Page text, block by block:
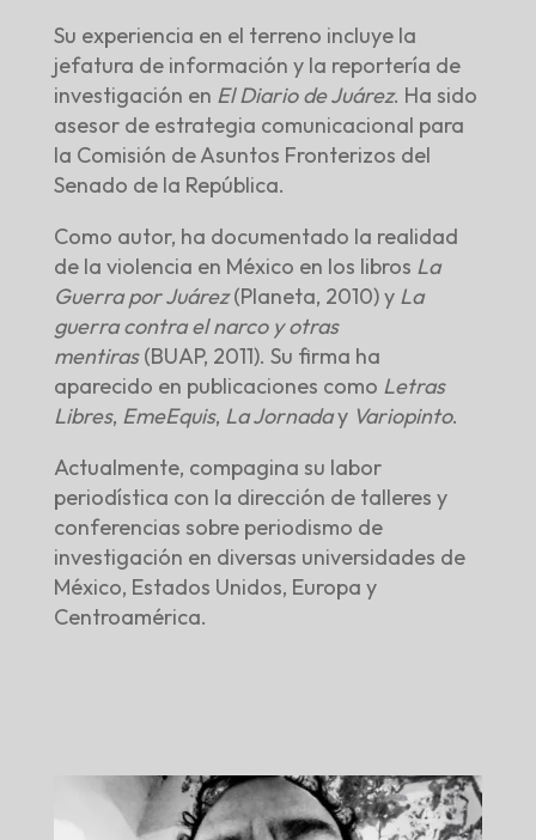
Su experiencia en el terreno incluye la
jefatura de información y la reportería de
investigación en El Diario de Juárez. Ha sido
asesor de estrategia comunicacional para
la Comisión de Asuntos Fronterizos del
Senado de la República.
Como autor, ha documentado la realidad
de la violencia en México en los libros La
Guerra por Juárez (Planeta, 2010) y La
guerra contra el narco y otras
mentiras (BUAP, 2011). Su firma ha
aparecido en publicaciones como Letras
Libres, EmeEquis, La Jornaday Variopinto.
Actualmente, compagina su labor
periodística con la dirección de talleres y
conferencias sobre periodismo de
investigación en diversas universidades de
México, Estados Unidos, Europa y
Centroamérica.